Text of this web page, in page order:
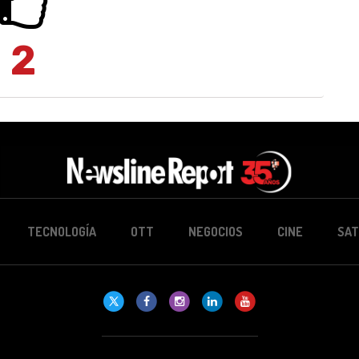
2
TECNOLOGÍA OTT NEGOCIOS CINE